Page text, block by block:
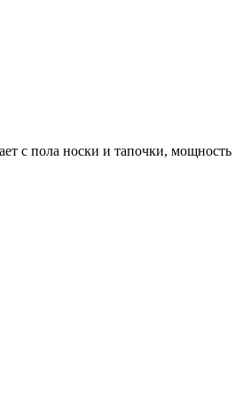
с пола носки и тапочки,